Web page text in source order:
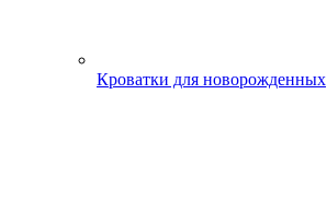
Кроватки для новорожденных